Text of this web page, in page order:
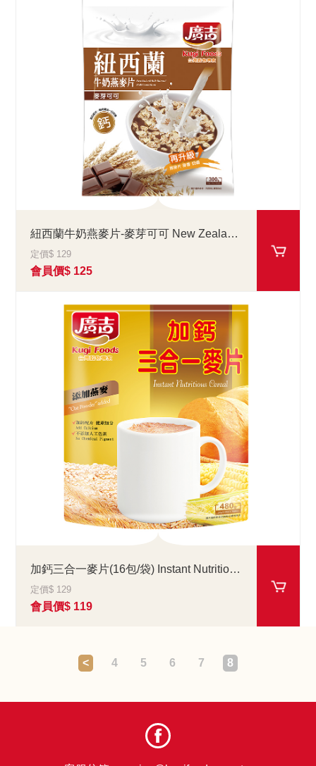
紐西蘭牛奶燕麥片-麥芽可可 New Zealand Milk Oatmeal-Malt Cocoa Flavor
定價$ 129
會員價$ 125
加鈣三合一麥片(16包/袋) Instant Nutritious Cereal
定價$ 129
會員價$ 119
< 4 5 6 7 8